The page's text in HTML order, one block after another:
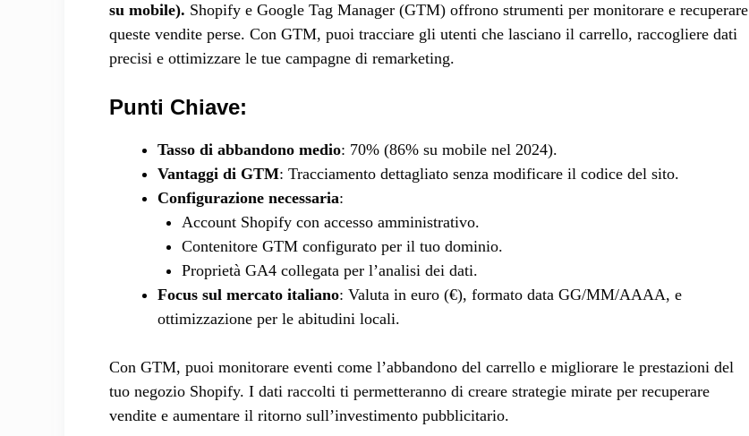
su mobile). Shopify e Google Tag Manager (GTM) offrono strumenti per monitorare e recuperare
queste vendite perse. Con GTM, puoi tracciare gli utenti che lasciano il carrello, raccogliere dati
precisi e ottimizzare le tue campagne di remarketing.
Punti Chiave:
Tasso di abbandono medio: 70% (86% su mobile nel 2024).
Vantaggi di GTM: Tracciamento dettagliato senza modificare il codice del sito.
Configurazione necessaria:
Account Shopify con accesso amministrativo.
Contenitore GTM configurato per il tuo dominio.
Proprietà GA4 collegata per l’analisi dei dati.
Focus sul mercato italiano: Valuta in euro (€), formato data GG/MM/AAAA, e
ottimizzazione per le abitudini locali.
Con GTM, puoi monitorare eventi come l’abbandono del carrello e migliorare le prestazioni del
tuo negozio Shopify. I dati raccolti ti permetteranno di creare strategie mirate per recuperare
vendite e aumentare il ritorno sull’investimento pubblicitario.